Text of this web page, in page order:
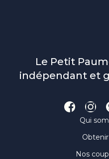
Le Petit
indépendant et
Qui
Nos